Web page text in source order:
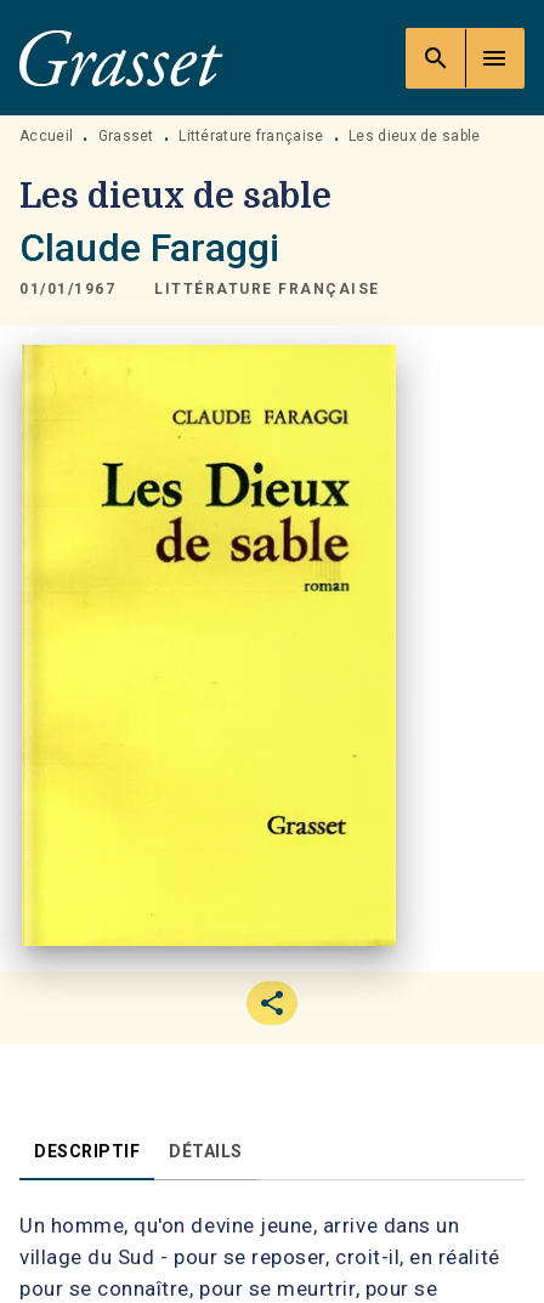
MENU RECHERCHE
PIED DE PAGE
search menu
Accueil • Grasset • Littérature française • Les dieux de sable
Les dieux de sable
Claude Faraggi
01/01/1967 LITTÉRATURE FRANÇAISE
DESCRIPTIF DÉTAILS
Un homme, qu'on devine jeune, arrive dans un
village du Sud - pour se reposer, croit-il, en réalité
pour se connaître, pour se meurtrir, pour se